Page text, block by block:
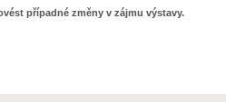
případné změny v zájmu výstavy.